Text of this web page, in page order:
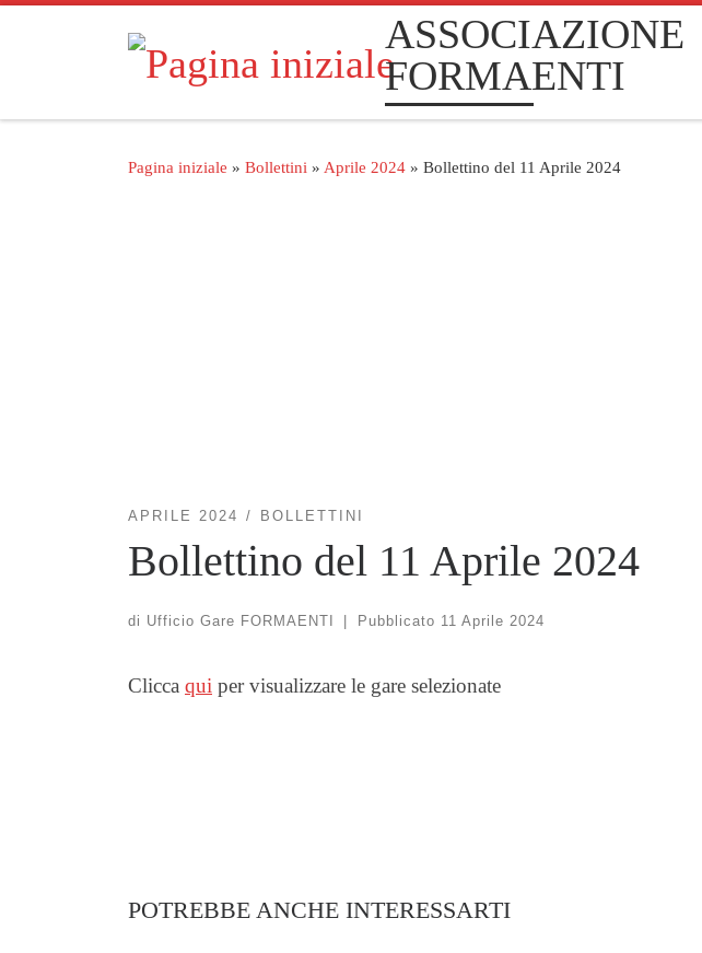
Passa al contenuto
ASSOCIAZIONE
FORMAENTI
Pagina iniziale » Bollettini » Aprile 2024 » Bollettino del 11 Aprile 2024
APRILE 2024 BOLLETTINI
Bollettino del 11 Aprile 2024
di Ufficio Gare FORMAENTI Pubblicato 11 Aprile 2024
Clicca qui per visualizzare le gare selezionate
POTREBBE ANCHE INTERESSARTI